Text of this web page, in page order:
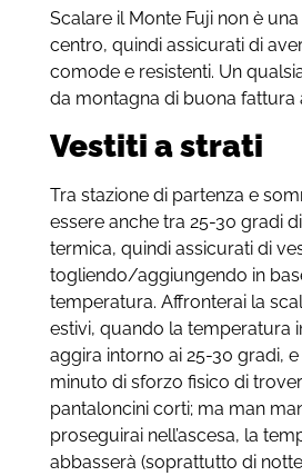
Scalare il Monte Fuji non è
centro, quindi assicurati di
comode e resistenti. Un
da montagna di buona fattura
Vestiti a strati
Tra stazione di partenza e
essere anche tra 25-30 gradi
termica, quindi assicurati di
togliendo/aggiungendo in
temperatura. Affronterai la
estivi, quando la temperatura
aggira intorno ai 25-30 gradi,
minuto di sforzo fisico di
pantaloncini corti; ma man
proseguirai nell’ascesa, la
abbasserà (soprattutto di